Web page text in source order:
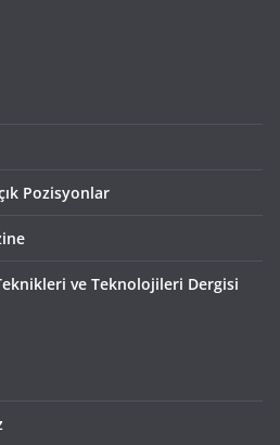
Pozisyonlar
ve Teknolojileri Dergisi